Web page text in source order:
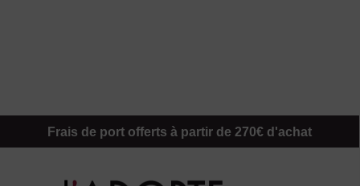
Frais de port offerts à partir de 270€ d'achat